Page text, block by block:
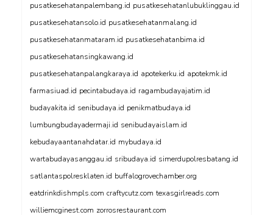
pusatkesehatanpalembang.id pusatkesehatanlubuklinggau.id
pusatkesehatansolo.id pusatkesehatanmalang.id
pusatkesehatanmataram.id pusatkesehatanbima.id
pusatkesehatansingkawang.id
pusatkesehatanpalangkaraya.id apotekerku.id apotekmk.id
farmasiuad.id pecintabudaya.id ragambudayajatim.id
budayakita.id senibudaya.id penikmatbudaya.id
lumbungbudayadermaji.id senibudayaislam.id
kebudayaantanahdatar.id mybudaya.id
wartabudayasanggau.id sribudaya.id simerdupolresbatang.id
satlantaspolresklaten.id buffalogrovechamber.org
eatdrinkdishmpls.com craftycutz.com texasgirlreads.com
williemcginest.com zorrosrestaurant.com